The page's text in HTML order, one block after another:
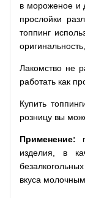
в мороженое и
прослойки
топпинг
Лакомство не
работать как
Купить
розницу вы
Применение:
изделия, в
вкуса